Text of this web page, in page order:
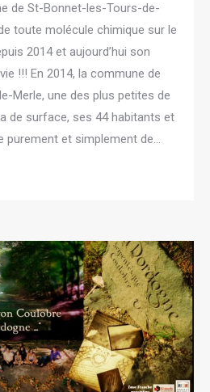
de St-Bonnet-les-Tours-de-
toute molécule chimique sur le
2014 et aujourd’hui son
!!! En 2014, la commune de
Merle, une des plus petites de
de surface, ses 44 habitants et
purement et simplement de…